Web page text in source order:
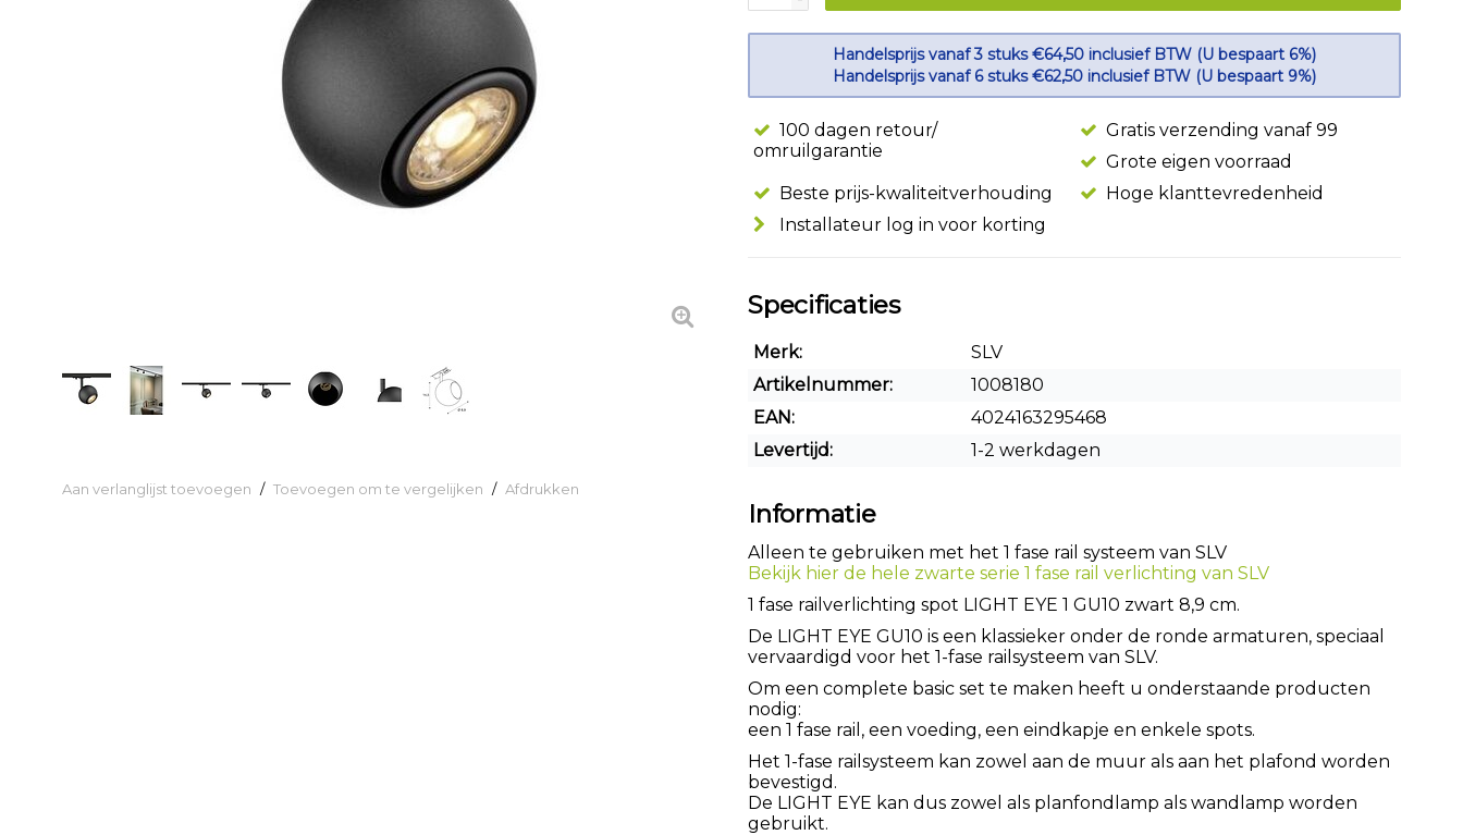
Aan verlanglijst toevoegen / Toevoegen om te vergelijken / Afdrukken
Handelsprijs vanaf 3 stuks €64,50 inclusief BTW (U bespaart 6%)
Handelsprijs vanaf 6 stuks €62,50 inclusief BTW (U bespaart 9%)
100 dagen retour/
omruilgarantie
Gratis verzending vanaf 99
Grote eigen voorraad
Beste prijs-kwaliteitverhouding
Hoge klanttevredenheid
Installateur log in voor korting
Specificaties
Merk:
SLV
Artikelnummer:
1008180
EAN:
4024163295468
Levertijd:
1-2 werkdagen
Informatie
Alleen te gebruiken met het 1 fase rail systeem van SLV
Bekijk hier de hele zwarte serie 1 fase rail verlichting van SLV
1 fase railverlichting spot LIGHT EYE 1 GU10 zwart 8,9 cm.
De LIGHT EYE GU10 is een klassieker onder de ronde armaturen, speciaal
vervaardigd voor het 1-fase railsysteem van SLV.
Om een complete basic set te maken heeft u onderstaande producten
nodig:
een 1 fase rail, een voeding, een eindkapje en enkele spots.
Het 1-fase railsysteem kan zowel aan de muur als aan het plafond worden
bevestigd.
De LIGHT EYE kan dus zowel als planfondlamp als wandlamp worden
gebruikt.